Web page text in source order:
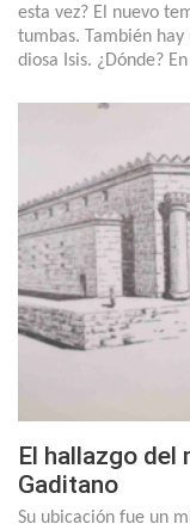
esta vez? El nuevo
tumbas. También
diosa Isis. ¿Dónde?
El hallazgo
Gaditano
Su ubicación fue un